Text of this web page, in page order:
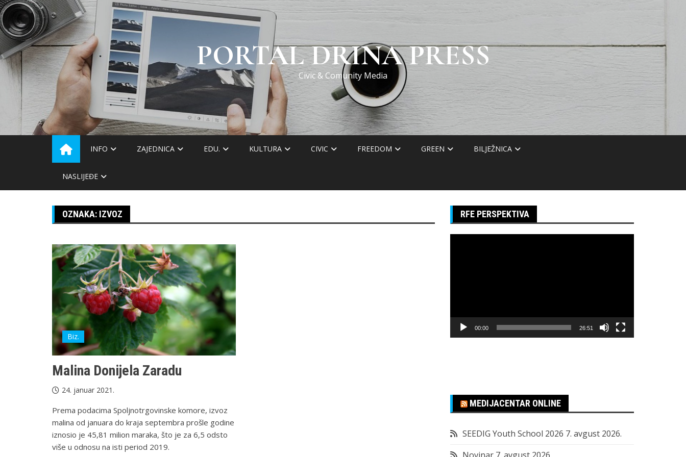
Skip
to
content
PORTAL DRINA PRESS
Civic & Comunity Media
INFO ZAJEDNICA EDU. KULTURA CIVIC FREEDOM GREEN BILJEŽNICA
NASLIJEĐE
OZNAKA: IZVOZ
Biz.
Malina Donijela Zaradu
24. januar 2021.
Prema podacima Spoljnotrgovinske komore, izvoz
malina od januara do kraja septembra prošle godine
iznosio je 45,81 milion maraka, što je za 6,5 odsto
više u odnosu na isti period 2019.
RFE PERSPEKTIVA
00:00 26:51
MEDIJACENTAR ONLINE
SEEDIG Youth School 2026 7. avgust 2026.
Novinar 7. avgust 2026.